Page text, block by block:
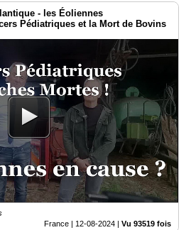
- les Éoliennes
Pédiatriques et la Mort de Bovins
France | 12-08-2024 | Vu 93519 fois